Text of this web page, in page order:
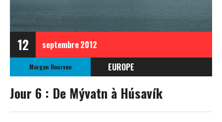
12 septembre2012
Morgan Bourven
EUROPE
ISLANDE
Jour 6 : De Mývatn à Húsavík